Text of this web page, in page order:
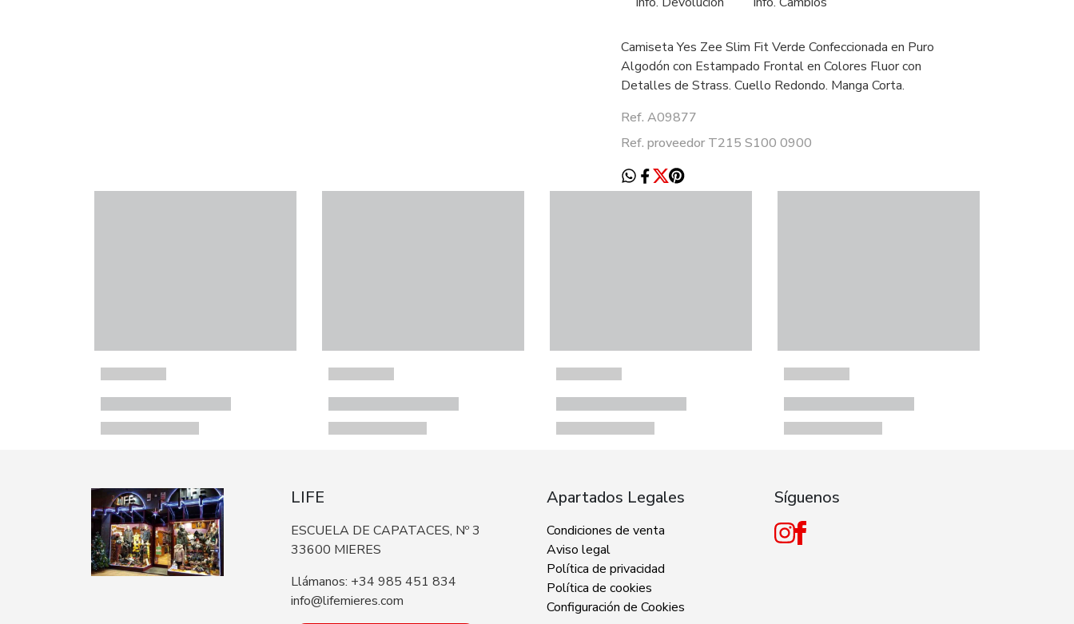
Camiseta Yes Zee Slim Fit Verde Confeccionada en Puro
Algodón con Estampado Frontal en Colores Fluor con
Detalles de Strass. Cuello Redondo. Manga Corta.
Ref. A09877
Ref. proveedor T215 S100 0900
LIFE
ESCUELA DE CAPATACES, Nº 3
33600 MIERES
Llámanos: +34 985 451 834
info@lifemieres.com
Apartados Legales
Condiciones de venta
Aviso legal
Política de privacidad
Política de cookies
Configuración de Cookies
Síguenos